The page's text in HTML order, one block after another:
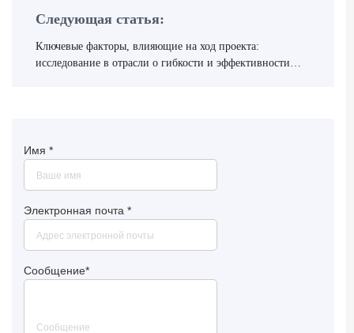
Следующая статья:
Ключевые факторы, влияющие на ход проекта:
исследование в отрасли о гибкости и эффективности
Имя *
Электронная почта *
Сообщение*